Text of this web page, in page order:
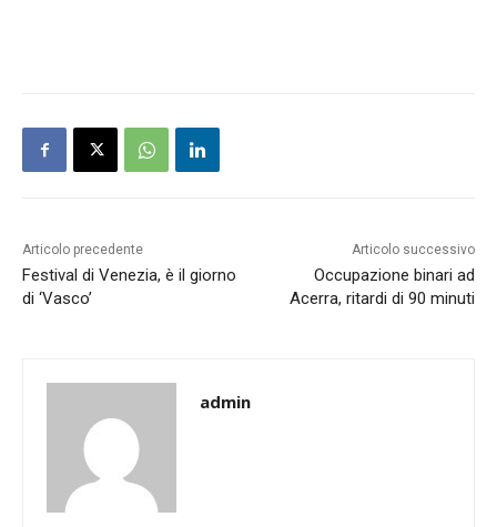
Articolo precedente
Festival di Venezia, è il giorno
di ‘Vasco’
Articolo successivo
Occupazione binari ad
Acerra, ritardi di 90 minuti
admin